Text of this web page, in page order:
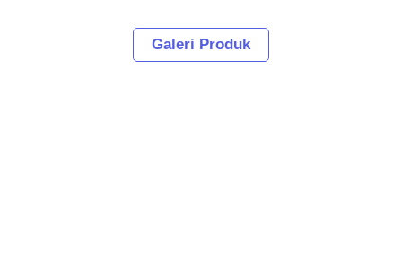
Galeri Produk